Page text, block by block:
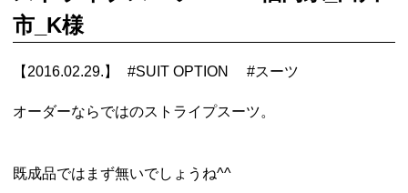
市_K様
【2016.02.29.】 #SUIT OPTION #スーツ
オーダーならではのストライプスーツ。
既成品ではまず無いでしょうね^^